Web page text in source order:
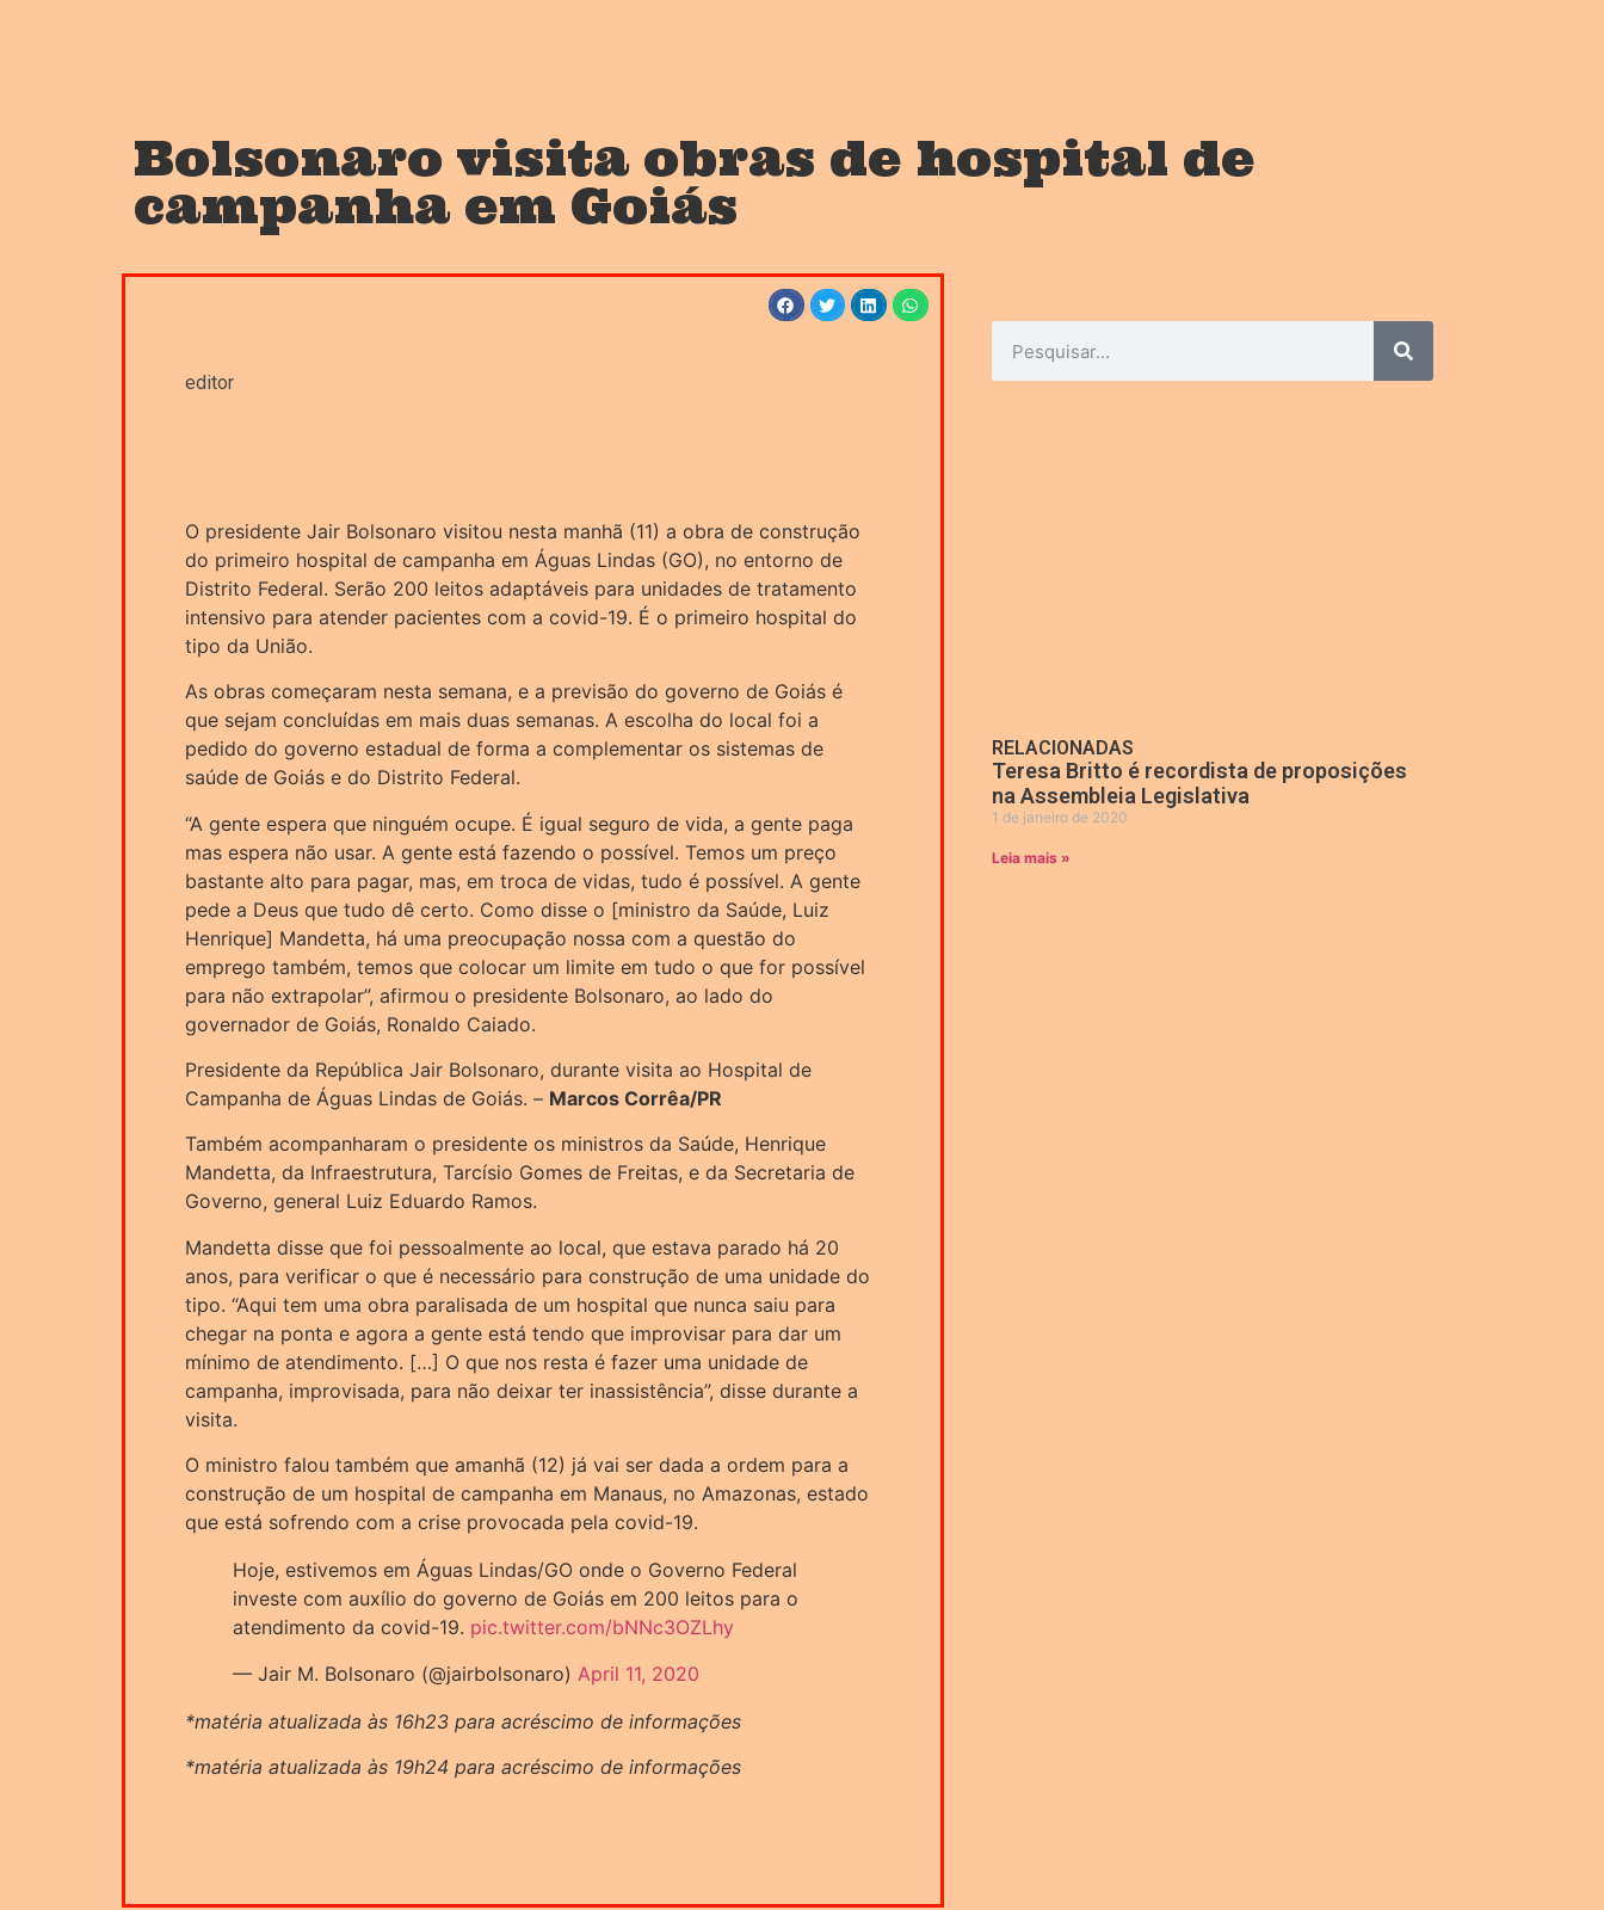
Bolsonaro visita obras de hospital de
campanha em Goiás
editor
O presidente Jair Bolsonaro visitou nesta manhã (11) a obra de construção
do primeiro hospital de campanha em Águas Lindas (GO), no entorno de
Distrito Federal. Serão 200 leitos adaptáveis para unidades de tratamento
intensivo para atender pacientes com a covid-19. É o primeiro hospital do
tipo da União.
As obras começaram nesta semana, e a previsão do governo de Goiás é
que sejam concluídas em mais duas semanas. A escolha do local foi a
pedido do governo estadual de forma a complementar os sistemas de
saúde de Goiás e do Distrito Federal.
“A gente espera que ninguém ocupe. É igual seguro de vida, a gente paga
mas espera não usar. A gente está fazendo o possível. Temos um preço
bastante alto para pagar, mas, em troca de vidas, tudo é possível. A gente
pede a Deus que tudo dê certo. Como disse o [ministro da Saúde, Luiz
Henrique] Mandetta, há uma preocupação nossa com a questão do
emprego também, temos que colocar um limite em tudo o que for possível
para não extrapolar”, afirmou o presidente Bolsonaro, ao lado do
governador de Goiás, Ronaldo Caiado.
Presidente da República Jair Bolsonaro, durante visita ao Hospital de
Campanha de Águas Lindas de Goiás. – Marcos Corrêa/PR
Também acompanharam o presidente os ministros da Saúde, Henrique
Mandetta, da Infraestrutura, Tarcísio Gomes de Freitas, e da Secretaria de
Governo, general Luiz Eduardo Ramos.
Mandetta disse que foi pessoalmente ao local, que estava parado há 20
anos, para verificar o que é necessário para construção de uma unidade do
tipo. “Aqui tem uma obra paralisada de um hospital que nunca saiu para
chegar na ponta e agora a gente está tendo que improvisar para dar um
mínimo de atendimento. […] O que nos resta é fazer uma unidade de
campanha, improvisada, para não deixar ter inassistência”, disse durante a
visita.
O ministro falou também que amanhã (12) já vai ser dada a ordem para a
construção de um hospital de campanha em Manaus, no Amazonas, estado
que está sofrendo com a crise provocada pela covid-19.
Hoje, estivemos em Águas Lindas/GO onde o Governo Federal
investe com auxílio do governo de Goiás em 200 leitos para o
atendimento da covid-19. pic.twitter.com/bNNc3OZLhy
— Jair M. Bolsonaro (@jairbolsonaro) April 11, 2020
*matéria atualizada às 16h23 para acréscimo de informações
*matéria atualizada às 19h24 para acréscimo de informações
RELACIONADAS
Teresa Britto é recordista de proposições
na Assembleia Legislativa
1 de janeiro de 2020
Leia mais »